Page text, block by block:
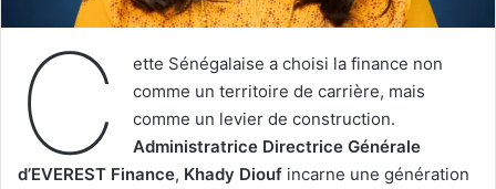
C
ette Sénégalaise a choisi la finance non
comme un territoire de carrière, mais
comme un levier de construction.
Administratrice Directrice Générale
d’EVEREST Finance, Khady Diouf incarne une génération